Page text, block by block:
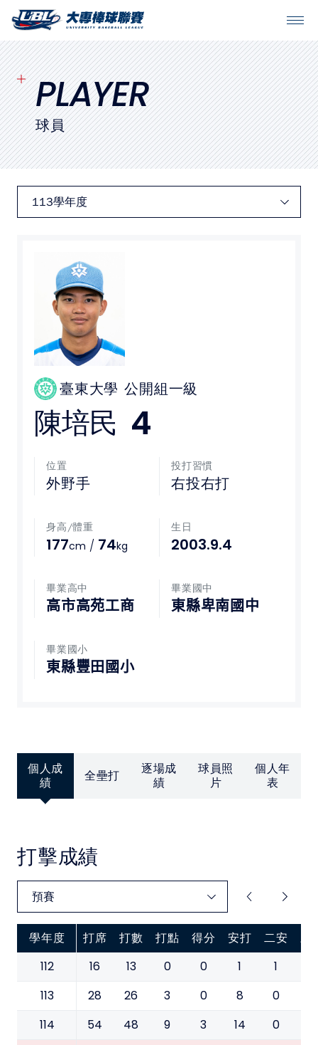
SITEMAP
首頁
球隊戰績
賽程表
球隊與球員
比賽場地
最新消息
媒體文章
下載專區
聯絡我們
POLICY
隱私權政策
網站使用條款
教育部體育署
中華民國大專院校體育總會
PLAYER
球員
臺東大學 公開組一級
陳培民 4
位置
外野手
投打習慣
右投右打
身高/體重
177cm / 74kg
生日
2003.9.4
畢業高中
高市高苑工商
畢業國中
東縣卑南國中
畢業國小
東縣豐田國小
個人成
績
全壘打
逐場成
績
球員照
片
個人年
表
打擊成績
學年度 打席 打數 打點 得分 安打 二安 三
112 16 13 0 0 1 1
113
28 26 3 0 8 0
114
54 48 9 3 14 0